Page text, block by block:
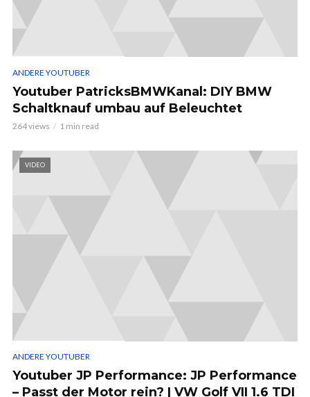
ANDERE YOUTUBER
Youtuber PatricksBMWKanal: DIY BMW
Schaltknauf umbau auf Beleuchtet
264 views 1 min read
VIDEO
ANDERE YOUTUBER
Youtuber JP Performance: JP Performance
– Passt der Motor rein? | VW Golf VII 1.6 TDI